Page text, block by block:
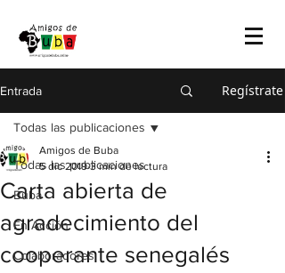
Entrada Regístrate
Todas las publicaciones
Buba
En Acción
Colaboradores
Todas las publicaciones
Carta abierta de
agradecimiento del
cooperante senegalés
Amigos de Buba
5 dic 2019 3 min de lectura